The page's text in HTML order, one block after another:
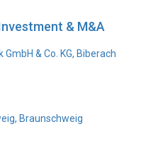
& M&A
& Co. KG, Biberach
Braunschweig